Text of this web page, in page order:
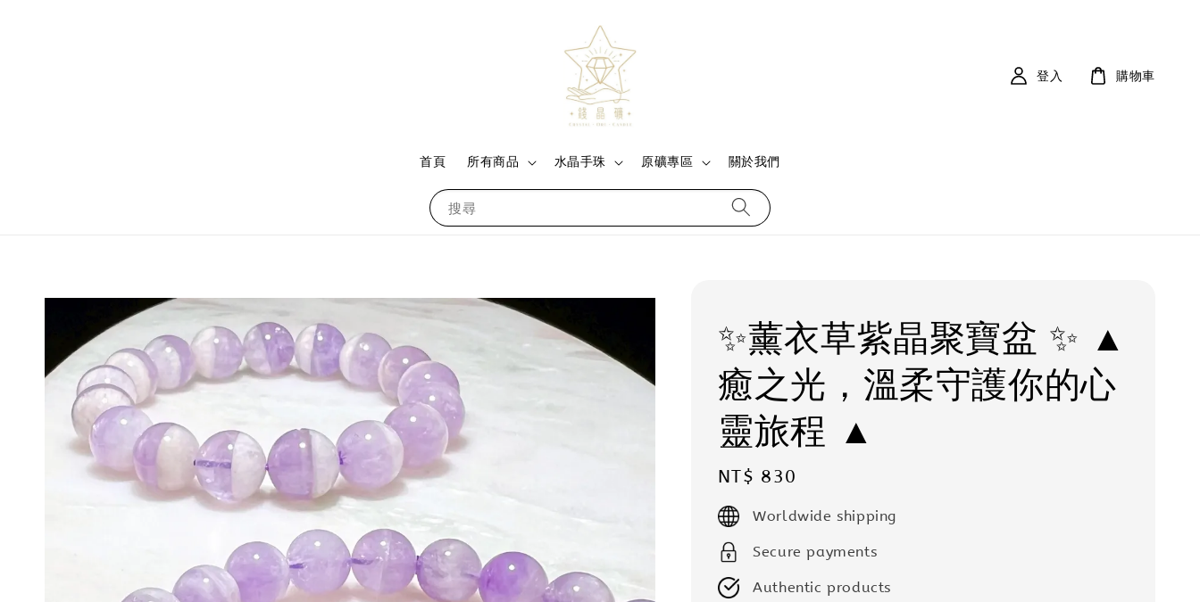
搜尋
首頁 所有商品 水晶手珠 原礦專區 關於我們
登入 購物車
✨薰衣草紫晶聚寶盆 ✨ ▲
癒之光，溫柔守護你的心
靈旅程 ▲
Regular
price
NT$ 830
Worldwide shipping
Secure payments
Authentic products